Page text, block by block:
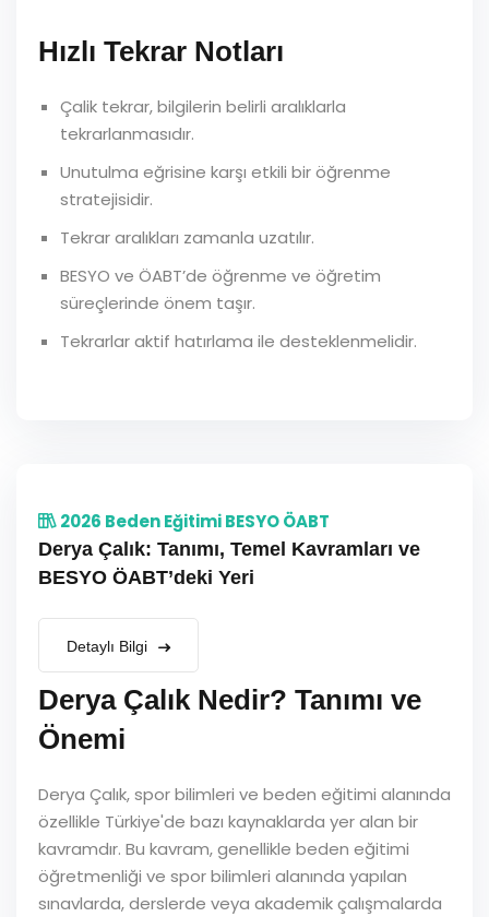
Hızlı Tekrar Notları
Çalik tekrar, bilgilerin belirli aralıklarla
tekrarlanmasıdır.
Unutulma eğrisine karşı etkili bir öğrenme
stratejisidir.
Tekrar aralıkları zamanla uzatılır.
BESYO ve ÖABT’de öğrenme ve öğretim
süreçlerinde önem taşır.
Tekrarlar aktif hatırlama ile desteklenmelidir.
2026 Beden Eğitimi BESYO ÖABT
Derya Çalık: Tanımı, Temel Kavramları ve
BESYO ÖABT’deki Yeri
Detaylı Bilgi
Derya Çalık Nedir? Tanımı ve
Önemi
Derya Çalık, spor bilimleri ve beden eğitimi alanında
özellikle Türkiye'de bazı kaynaklarda yer alan bir
kavramdır. Bu kavram, genellikle beden eğitimi
öğretmenliği ve spor bilimleri alanında yapılan
sınavlarda, derslerde veya akademik çalışmalarda